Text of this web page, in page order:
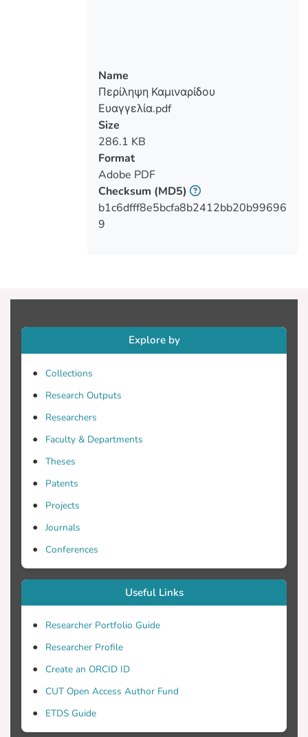
Μεθοδολογία: Η μέθοδος που
χρησιμοποιήθηκε στην παρούσα
πτυχιακή εργασία ήταν η αναζήτηση της
σχετικής αγγλικής βιβλιογραφίας σε
βάσεις δεδομένων όπως το PubMed και
το Google Scholar, με λέξεις κλειδιά. Τα
κριτήρια εισδοχής συμπεριλάμβαναν
έρευνες για την επιλογή
ερωτηματολόγιου στην αγγλική γλώσσα
που είχαν στόχο την καταγραφή του
δοκιμής/διαδικασίας.
Αποτελέσματα: Το ερωτηματολόγιο
συμπλήρωσαν συνολικά 15 δάσκαλοι
στάθμισης του ερωτηματολογίου ASSQ,
στην ελληνική γλώσσα. Προκειμένου να
εσωτερικής συνέπειας των τιμών
είναι 0.973 (μεγαλύτερο από 0.70),
διαφαίνεται ότι το ερωτηματολόγιο έχει
σωστό βαθμό αξιοπιστίας πάνω από
ποσοστό και για αυτό δεν χρειάζεται να
απορριφθεί καμία από τις ερωτήσεις.
Επίσης, ο έλεγχος της εγκυρότητας του
Name
Περίληψη Καμιναρίδου
Ευαγγελία.pdf
Size
286.1 KB
Format
Adobe PDF
Checksum (MD5)
b1c6dfff8e5bcfa8b2412bb20b99696
9
Explore by
Collections
Research Outputs
Researchers
Faculty & Departments
Theses
Patents
Projects
Journals
Conferences
Useful Links
Researcher Portfolio Guide
Researcher Profile
Create an ORCID ID
CUT Open Access Author Fund
ETDS Guide